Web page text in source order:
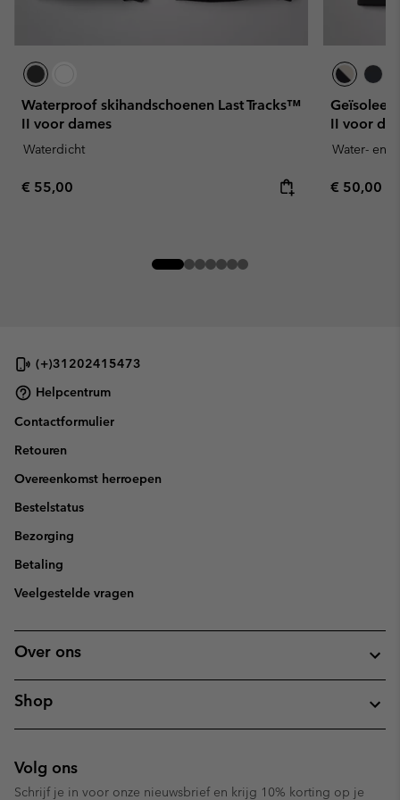
Waterproof skihandschoenen Last Tracks™
II voor dames
Waterdicht
Regular price:
€ 55,00
II voor
Water- en
Regular
€ 50,00
(+)31202415473
Helpcentrum
Contactformulier
Retouren
Overeenkomst herroepen
Bestelstatus
Bezorging
Betaling
Veelgestelde vragen
Over ons
Shop
Volg ons
Schrijf je in voor onze nieuwsbrief en krijg 10% korting op je